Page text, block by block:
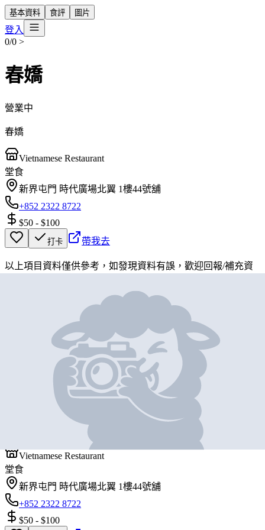
基本資料 食評 圖片
登入
0/0 >
春嬌
營業中
春嬌
Vietnamese Restaurant
堂食
新界屯門 時代廣場北翼 1樓44號舖
+852 2322 8722
$50 - $100
打卡 帶我去
以上項目資料僅供參考，如發現資料有誤，歡迎回報/補充資
Vietnamese Restaurant
堂食
新界屯門 時代廣場北翼 1樓44號舖
+852 2322 8722
$50 - $100